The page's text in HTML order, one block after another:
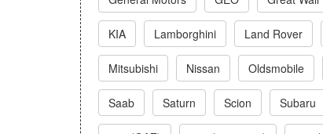
KIA Lamborghini Land Rover
Mitsubishi Nissan Oldsmobile
Saab Saturn Scion Subaru